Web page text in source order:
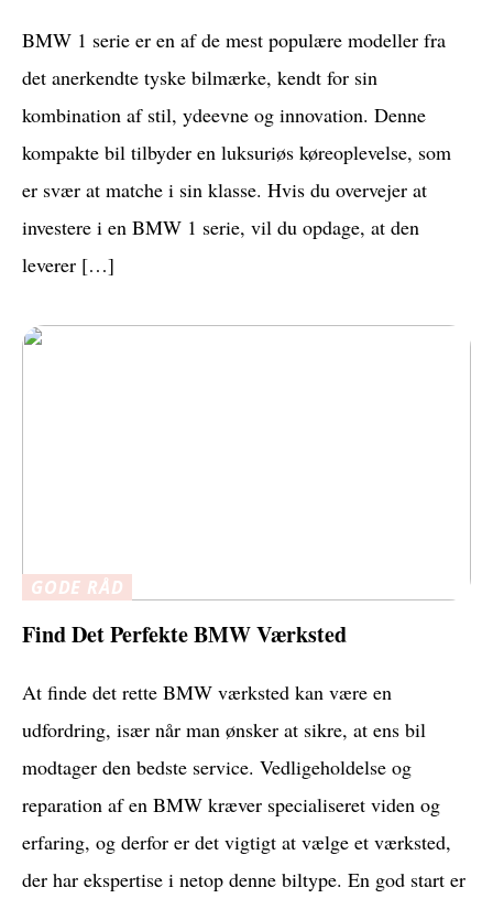
BMW 1 serie er en af de mest populære modeller fra
det anerkendte tyske bilmærke, kendt for sin
kombination af stil, ydeevne og innovation. Denne
kompakte bil tilbyder en luksuriøs køreoplevelse, som
er svær at matche i sin klasse. Hvis du overvejer at
investere i en BMW 1 serie, vil du opdage, at den
leverer […]
GODE RÅD
Find Det Perfekte BMW Værksted
At finde det rette BMW værksted kan være en
udfordring, især når man ønsker at sikre, at ens bil
modtager den bedste service. Vedligeholdelse og
reparation af en BMW kræver specialiseret viden og
erfaring, og derfor er det vigtigt at vælge et værksted,
der har ekspertise i netop denne biltype. En god start er